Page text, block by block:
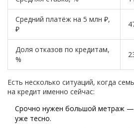
Средний платёж на 5 млн ₽,
₽
Доля отказов по кредитам,
%
Есть несколько ситуаций, когда
на кредит именно сейчас:
Срочно нужен большой метраж —
уже тесно.